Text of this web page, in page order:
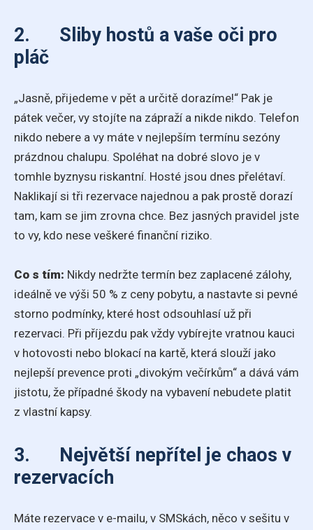
2. Sliby hostů a vaše oči pro
pláč
„Jasně, přijedeme v pět a určitě dorazíme!“ Pak je
pátek večer, vy stojíte na zápraží a nikde nikdo. Telefon
nikdo nebere a vy máte v nejlepším termínu sezóny
prázdnou chalupu. Spoléhat na dobré slovo je v
tomhle byznysu riskantní. Hosté jsou dnes přelétaví.
Naklikají si tři rezervace najednou a pak prostě dorazí
tam, kam se jim zrovna chce. Bez jasných pravidel jste
to vy, kdo nese veškeré finanční riziko.
Co s tím: Nikdy nedržte termín bez zaplacené zálohy,
ideálně ve výši 50 % z ceny pobytu, a nastavte si pevné
storno podmínky, které host odsouhlasí už při
rezervaci. Při příjezdu pak vždy vybírejte vratnou kauci
v hotovosti nebo blokací na kartě, která slouží jako
nejlepší prevence proti „divokým večírkům“ a dává vám
jistotu, že případné škody na vybavení nebudete platit
z vlastní kapsy.
3. Největší nepřítel je chaos v
rezervacích
Máte rezervace v e-mailu, v SMSkách, něco v sešitu v